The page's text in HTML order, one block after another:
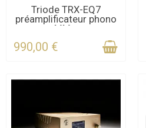
DERNIERS ARTICLES EN
STOCK
Triode TRX-EQ7
préamplificateur phono
MM...
990,00 €